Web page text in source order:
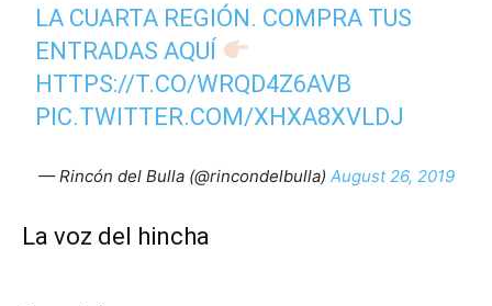
LA CUARTA REGIÓN. COMPRA TUS
ENTRADAS AQUÍ
HTTPS://T.CO/WRQD4Z6AVB
PIC.TWITTER.COM/XHXA8XVLDJ
— Rincón del Bulla (@rincondelbulla) August 26, 2019
La voz del hincha